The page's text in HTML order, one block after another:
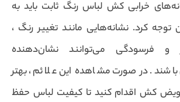
خرابی کش لباس رنگ ثابت باید به
توجه کرد. نشانه‌هایی مانند تغییر رنگ ،
و فرسودگی می‌توانند نشان‌دهنده
در صورت مشاهده این علائم ، بهتر
کش اقدام کنید تا کیفیت لباس حفظ